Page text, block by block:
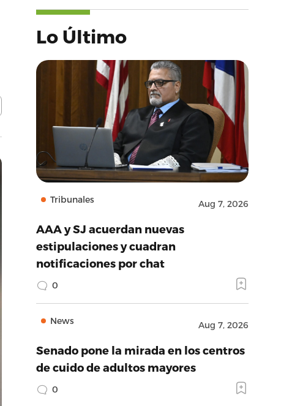
Lo Último
Tribunales Aug 7, 2026
AAA y SJ acuerdan nuevas
estipulaciones y cuadran
notificaciones por chat
0
News Aug 7, 2026
Senado pone la mirada en los centros
de cuido de adultos mayores
0